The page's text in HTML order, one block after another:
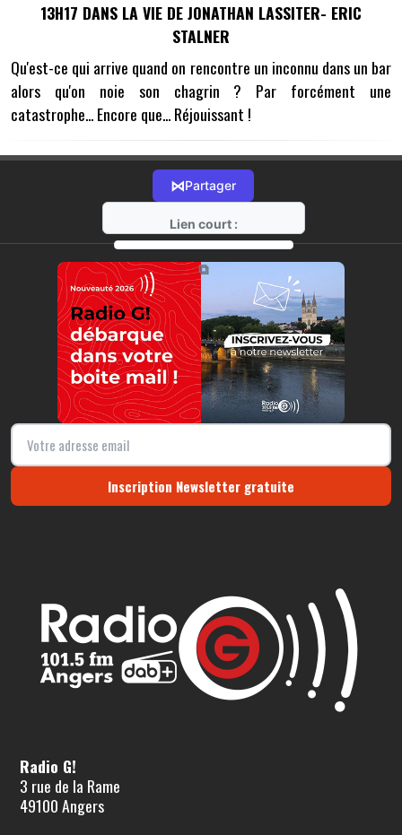
13H17 DANS LA VIE DE JONATHAN LASSITER- ERIC
STALNER
Qu'est-ce qui arrive quand on rencontre un inconnu dans un bar
alors qu'on noie son chagrin ? Par forcément une
catastrophe... Encore que... Réjouissant !
⋈Partager
Lien court :
https://radio-g.fr?14126
⧉
Inscription Newsletter gratuite
Radio G!
3 rue de la Rame
49100 Angers